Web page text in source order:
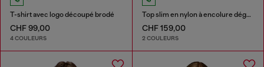
T-shirt avec logo découpé brodé
CHF 99,00
4 COULEURS
Top slim en nylon à encolure dégagée avec Logo Oval D brodé
CHF 159,00
2 COULEURS